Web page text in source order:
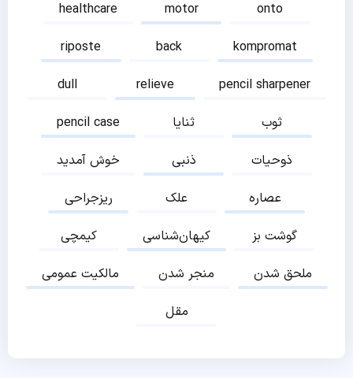
healthcare
motor
onto
riposte
back
kompromat
dull
relieve
pencil sharpener
pencil case
ثنایا
ثوب
خوش آمدید
ذنبی
ذوحیات
ریزجراحی
علک
عصاره
کیمچی
کیهان‌شناسی
گوشت بز
مالکیت عمومی
منجر شدن
ملحق شدن
مقل